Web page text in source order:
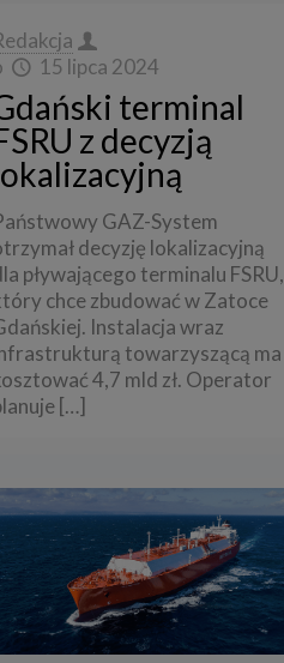
15 lipca 2024
terminal
z decyzją
GAZ-System
decyzję lokalizacyjną
pływającego terminalu FSRU,
chce zbudować w Zatoce
Instalacja wraz
towarzyszącą ma
4,7 mld zł. Operator
[…]